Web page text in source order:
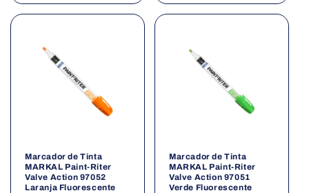
Marcador de Tinta
MARKAL Paint-Riter
Valve Action 97052
Laranja Fluorescente
Marcador de Tinta
MARKAL Paint-Riter
Valve Action 97051
Verde Fluorescente